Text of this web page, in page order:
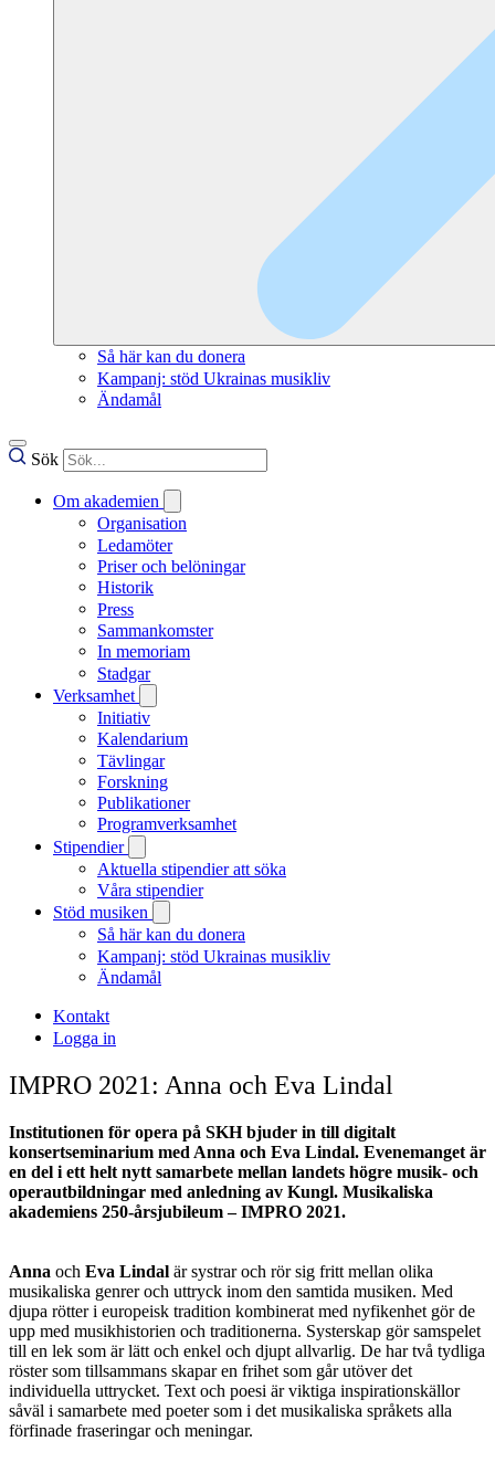
Så här kan du donera
Kampanj: stöd Ukrainas musikliv
Ändamål
Sök
Om akademien
Organisation
Ledamöter
Priser och belöningar
Historik
Press
Sammankomster
In memoriam
Stadgar
Verksamhet
Initiativ
Kalendarium
Tävlingar
Forskning
Publikationer
Programverksamhet
Stipendier
Aktuella stipendier att söka
Våra stipendier
Stöd musiken
Så här kan du donera
Kampanj: stöd Ukrainas musikliv
Ändamål
Kontakt
Logga in
IMPRO 2021: Anna och Eva Lindal
Institutionen för opera på SKH bjuder in till digitalt
konsertseminarium med Anna och Eva Lindal. Evenemanget är
en del i ett helt nytt samarbete mellan landets högre musik- och
operautbildningar med anledning av Kungl. Musikaliska
akademiens 250-årsjubileum – IMPRO 2021.
Anna och Eva Lindal är systrar och rör sig fritt mellan olika
musikaliska genrer och uttryck inom den samtida musiken. Med
djupa rötter i europeisk tradition kombinerat med nyfikenhet gör de
upp med musikhistorien och traditionerna. Systerskap gör samspelet
till en lek som är lätt och enkel och djupt allvarlig. De har två tydliga
röster som tillsammans skapar en frihet som går utöver det
individuella uttrycket. Text och poesi är viktiga inspirationskällor
såväl i samarbete med poeter som i det musikaliska språkets alla
förfinade fraseringar och meningar.